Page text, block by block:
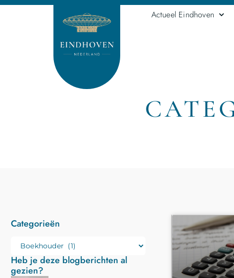
Actueel Eindhoven
Categorieën
Heb je deze blogberichten al
gezien?